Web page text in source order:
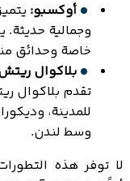
أوكسبو:
وجمالية حديثة.
خاصة وحدائق
بلاكوال
تقدم بلاكوال
للمدينة،
وسط لندن.
لا توفر هذه